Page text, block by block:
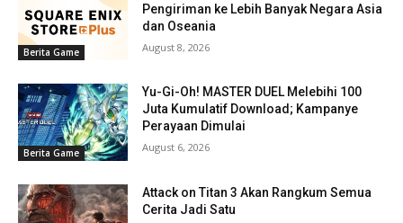
Berita Game
Pengiriman ke Lebih Banyak Negara Asia
dan Oseania
August 8, 2026
Berita Game
Yu-Gi-Oh! MASTER DUEL Melebihi 100
Juta Kumulatif Download; Kampanye
Perayaan Dimulai
August 6, 2026
Attack on Titan 3 Akan Rangkum Semua
Cerita Jadi Satu